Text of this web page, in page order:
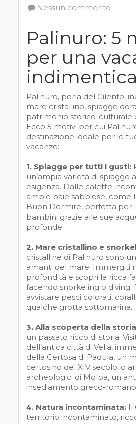
Nessun commento
Palinuro: 5
per una
Palinuro, perla del Cilento,
mare cristallino, spiagge
patrimonio storico-culturale
Ecco 5 motivi per cui
destinazione ideale per le
vacanze:
1. Spiagge per tutti i gusti:
un’ampia varietà di spiagge
esigenza. Dalle calette
ampie baie sabbiose, come
Buon Dormire, perfetta per
bambini grazie alle sue
profonde.
2. Mare cristallino e
cristalline di Palinuro sono
amanti del mare. Immergiti
profondità e scopri la ricca
facendo snorkeling o diving.
avvistare pesci colorati,
qualche grotta sottomarina.
3. Alla scoperta della
un passato ricco di storia.
dell’antica città di Velia,
della Certosa di Padula, un
certosino del XIV secolo, o
archeologici di Molpa, un
insediamento greco-
4. Natura incontaminata: Il
territorio incontaminato,